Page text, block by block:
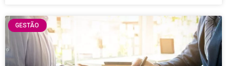
GESTÃO